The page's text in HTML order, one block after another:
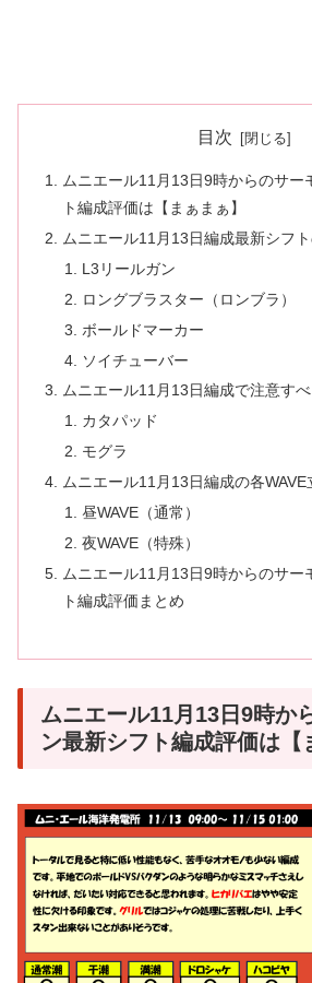
目次
ムニエール11月13日9時からのサー
ト編成評価は【まぁまぁ】
ムニエール11月13日編成最新シフ
L3リールガン
ロングブラスター（ロンブラ）
ボールドマーカー
ソイチューバー
ムニエール11月13日編成で注意す
カタパッド
モグラ
ムニエール11月13日編成の各
昼WAVE（通常）
夜WAVE（特殊）
ムニエール11月13日9時からのサー
ト編成評価まとめ
ムニエール11月13日9時か
ン最新シフト編成評価は【